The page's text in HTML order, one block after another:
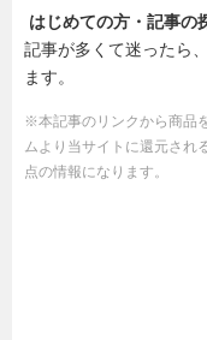
はじめての方・記事の
記事が多くて迷ったら、
ます。
※本記事のリンクから商品
ムより当サイトに還元され
点の情報になります。